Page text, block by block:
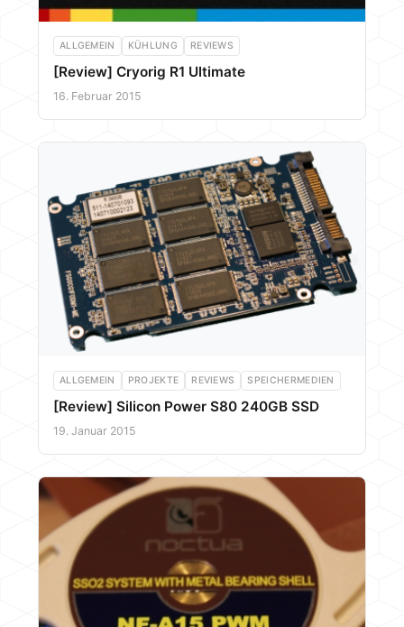
ALLGEMEIN KÜHLUNG REVIEWS
[Review] Cryorig R1 Ultimate
16. Februar 2015
ALLGEMEIN PROJEKTE REVIEWS SPEICHERMEDIEN
[Review] Silicon Power S80 240GB SSD
19. Januar 2015